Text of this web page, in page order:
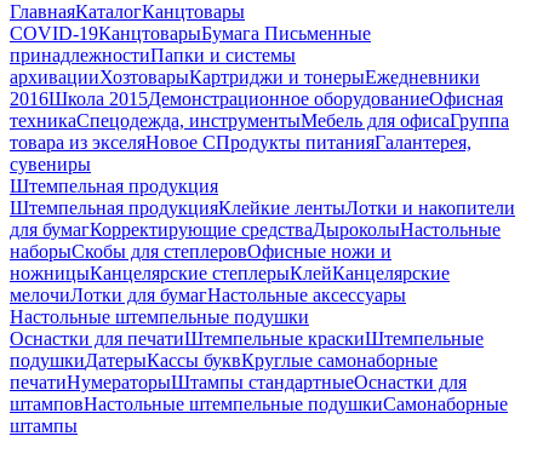
ГлавнаяКаталогКанцтовары
COVID-19КанцтоварыБумага Письменные
принадлежностиПапки и системы
архивацииХозтоварыКартриджи и тонерыЕжедневники
2016Школа 2015Демонстрационное оборудованиеОфисная
техникаСпецодежда, инструментыМебель для офисаГруппа
товара из экселяНовое СПродукты питанияГалантерея,
сувениры
Штемпельная продукция
Штемпельная продукцияКлейкие лентыЛотки и накопители
для бумагКорректирующие средстваДыроколыНастольные
наборыСкобы для степлеровОфисные ножи и
ножницыКанцелярские степлерыКлейКанцелярские
мелочиЛотки для бумагНастольные аксессуары
Настольные штемпельные подушки
Оснастки для печатиШтемпельные краскиШтемпельные
подушкиДатерыКассы буквКруглые самонаборные
печатиНумераторыШтампы стандартныеОснастки для
штамповНастольные штемпельные подушкиСамонаборные
штампы